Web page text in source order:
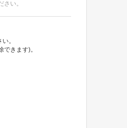
い。
。
きます)。